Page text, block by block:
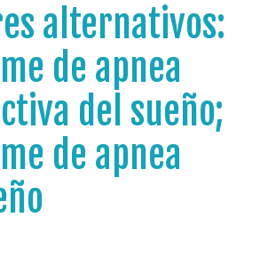
alternativos:
de apnea
del sueño;
de apnea